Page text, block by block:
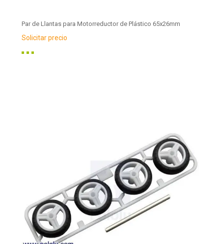
Par de Llantas para Motorreductor de Plástico 65x26mm
Solicitar precio